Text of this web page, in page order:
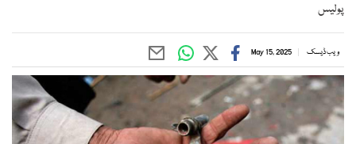
پولیس
ویب ڈیسک May 15, 2025